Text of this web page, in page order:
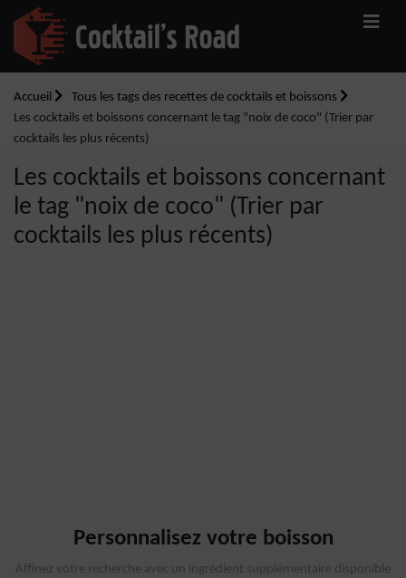
Accueil
Tous les tags des recettes de cocktails et boissons
Les cocktails et boissons concernant le tag "noix de coco" (Trier par
cocktails les plus récents)
Les cocktails et boissons concernant
le tag "noix de coco" (Trier par
cocktails les plus récents)
Personnalisez votre boisson
Affinez votre recherche avec un ingrédient supplémentaire disponible